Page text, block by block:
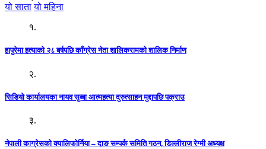
यो साता यो महिना
१.
हापुरेमा हत्याको २८ बर्षपछि काँग्रेस नेता शालिकरामको शालिक निर्माण
२.
सिडियो कार्यालयका नायव सुब्बा आत्महत्या दुरुत्साहन मुद्दापछि पक्राउ
३.
नेपाली काग्रेसको क्यालिफोर्निया – दाङ सम्पर्क समिति गठन, डिल्लीराज रेग्मी अध्यक्ष